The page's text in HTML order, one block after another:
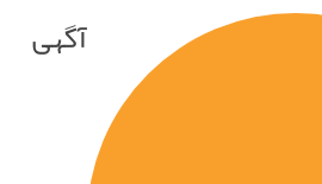
آگهی